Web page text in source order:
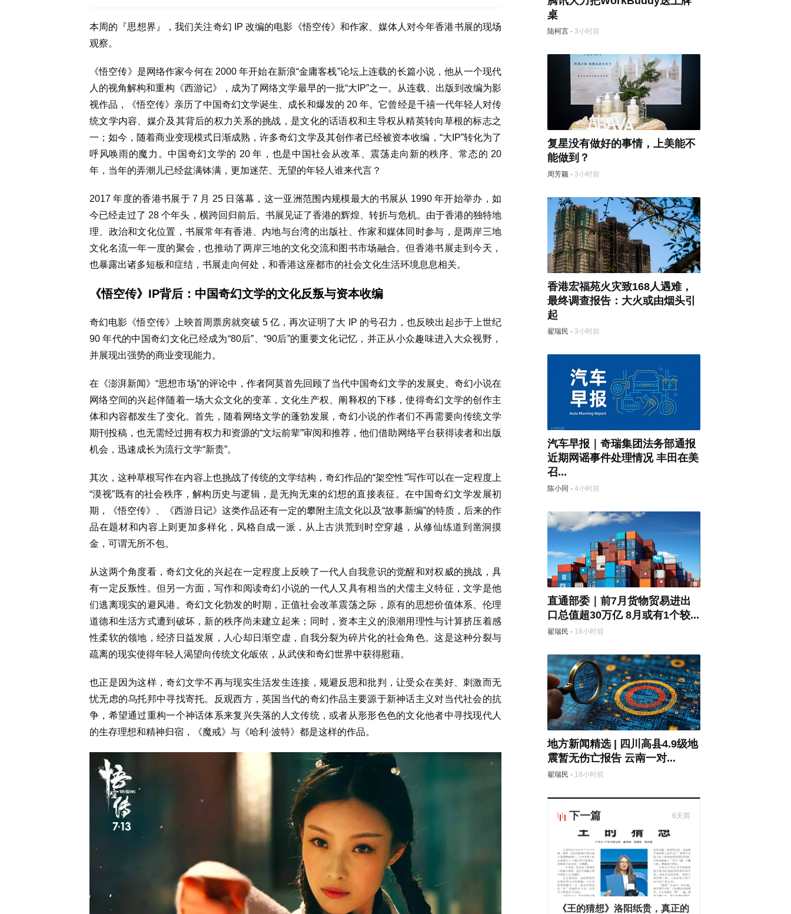
本周的『思想界』，我们关注奇幻 IP 改编的电影《悟空传》和作家、媒体人对今年香港书展的现场
观察。
《悟空传》是网络作家今何在 2000 年开始在新浪“金庸客栈”论坛上连载的长篇小说，他从一个现代
人的视角解构和重构《西游记》，成为了网络文学最早的一批“大IP”之一。从连载、出版到改编为影
视作品，《悟空传》亲历了中国奇幻文学诞生、成长和爆发的 20 年。它曾经是千禧一代年轻人对传
统文学内容、媒介及其背后的权力关系的挑战，是文化的话语权和主导权从精英转向草根的标志之
一；如今，随着商业变现模式日渐成熟，许多奇幻文学及其创作者已经被资本收编，“大IP”转化为了
呼风唤雨的魔力。中国奇幻文学的 20 年，也是中国社会从改革、震荡走向新的秩序、常态的 20
年，当年的弄潮儿已经盆满钵满，更加迷茫、无望的年轻人谁来代言？
2017 年度的香港书展于 7 月 25 日落幕，这一亚洲范围内规模最大的书展从 1990 年开始举办，如
今已经走过了 28 个年头，横跨回归前后。书展见证了香港的辉煌、转折与危机。由于香港的独特地
理、政治和文化位置，书展常年有香港、内地与台湾的出版社、作家和媒体同时参与，是两岸三地
文化名流一年一度的聚会，也推动了两岸三地的文化交流和图书市场融合。但香港书展走到今天，
也暴露出诸多短板和症结，书展走向何处，和香港这座都市的社会文化生活环境息息相关。
《悟空传》IP背后：中国奇幻文学的文化反叛与资本收编
奇幻电影《悟空传》上映首周票房就突破 5 亿，再次证明了大 IP 的号召力，也反映出起步于上世纪
90 年代的中国奇幻文化已经成为“80后”、“90后”的重要文化记忆，并正从小众趣味进入大众视野，
并展现出强势的商业变现能力。
在《澎湃新闻》“思想市场”的评论中，作者阿莫首先回顾了当代中国奇幻文学的发展史。奇幻小说在
网络空间的兴起伴随着一场大众文化的变革，文化生产权、阐释权的下移，使得奇幻文学的创作主
体和内容都发生了变化。首先，随着网络文学的蓬勃发展，奇幻小说的作者们不再需要向传统文学
期刊投稿，也无需经过拥有权力和资源的“文坛前辈”审阅和推荐，他们借助网络平台获得读者和出版
机会，迅速成长为流行文学“新贵”。
其次，这种草根写作在内容上也挑战了传统的文学结构，奇幻作品的“架空性”写作可以在一定程度上
“漠视”既有的社会秩序，解构历史与逻辑，是无拘无束的幻想的直接表征。在中国奇幻文学发展初
期，《悟空传》、《西游日记》这类作品还有一定的攀附主流文化以及“故事新编”的特质，后来的作
品在题材和内容上则更加多样化，风格自成一派，从上古洪荒到时空穿越，从修仙练道到凿洞摸
金，可谓无所不包。
从这两个角度看，奇幻文化的兴起在一定程度上反映了一代人自我意识的觉醒和对权威的挑战，具
有一定反叛性。但另一方面，写作和阅读奇幻小说的一代人又具有相当的犬儒主义特征，文学是他
们逃离现实的避风港。奇幻文化勃发的时期，正值社会改革震荡之际，原有的思想价值体系、伦理
道德和生活方式遭到破坏，新的秩序尚未建立起来；同时，资本主义的浪潮用理性与计算挤压着感
性柔软的领地，经济日益发展，人心却日渐空虚，自我分裂为碎片化的社会角色。这是这种分裂与
疏离的现实使得年轻人渴望向传统文化皈依，从武侠和奇幻世界中获得慰藉。
也正是因为这样，奇幻文学不再与现实生活发生连接，规避反思和批判，让受众在美好、刺激而无
忧无虑的乌托邦中寻找寄托。反观西方，英国当代的奇幻作品主要源于新神话主义对当代社会的抗
争，希望通过重构一个神话体系来复兴失落的人文传统，或者从形形色色的文化他者中寻找现代人
的生存理想和精神归宿，《魔戒》与《哈利·波特》都是这样的作品。
桌
陆柯言 · 3小时前
复星没有做好的事情，上美能不
能做到？
周芳颖 · 3小时前
香港宏福苑火灾致168人遇难，
最终调查报告：大火或由烟头引
起
翟瑞民 · 3小时前
汽车早报｜奇瑞集团法务部通报
近期网谣事件处理情况 丰田在美
召...
陈小同 · 4小时前
直通部委｜前7月货物贸易进出
口总值超30万亿 8月或有1个较...
翟瑞民 · 18小时前
地方新闻精选 | 四川高县4.9级地
震暂无伤亡报告 云南一对...
翟瑞民 · 18小时前
下一篇 6天前
《王的猜想》洛阳纸贵，真正的